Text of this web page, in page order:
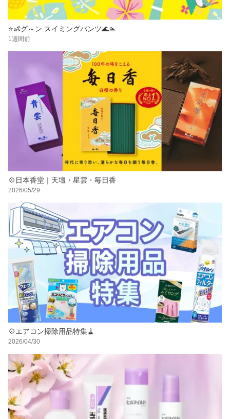
⭐👶グ～ン スイミングパンツ🌊🏊
1週間前
💠日本香堂｜天壇・星雲・毎日香
2026/05/29
💠エアコン掃除用品特集🧹
2026/04/30